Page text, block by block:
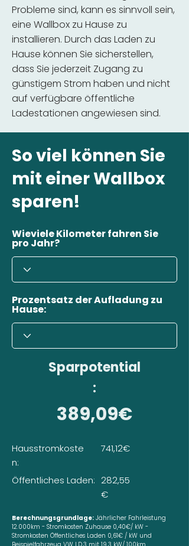
Probleme sind, kann es sinnvoll sein,
eine Wallbox zu Hause zu
installieren. Durch das Laden zu
Hause können Sie sicherstellen,
dass Sie jederzeit Zugang zu
günstigem Strom haben und nicht
auf verfügbare öffentliche
Ladestationen angewiesen sind.
So viel können Sie
mit einer Wallbox
sparen!
Wieviele Kilometer fahren Sie
pro Jahr?
Prozentsatz der Aufladung zu
Hause:
Sparpotential
:
389,09€
Hausstromkoste
n:
Öffentliches Laden:
741,12€
282,55
€
Berechnungsgrundlage: Jährlicher Fahrleistung
12.000km - Stromkosten Zuhause 0,40€/ kW -
Stromkosten Öffentliches Laden 0,61€ / kW und